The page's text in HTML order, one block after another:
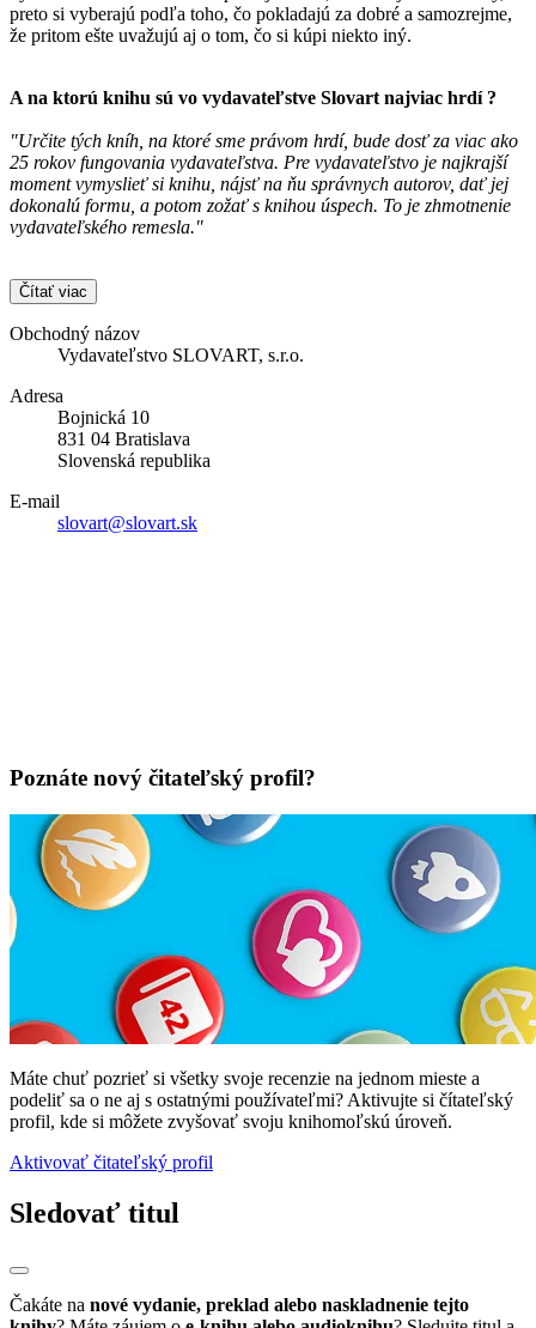
preto si vyberajú podľa toho, čo pokladajú za dobré a samozrejme,
že pritom ešte uvažujú aj o tom, čo si kúpi niekto iný.
A na ktorú knihu sú vo vydavateľstve Slovart najviac hrdí ?
"Určite tých kníh, na ktoré sme právom hrdí, bude dosť za viac ako
25 rokov fungovania vydavateľstva. Pre vydavateľstvo je najkrajší
moment vymyslieť si knihu, nájsť na ňu správnych autorov, dať jej
dokonalú formu, a potom zožať s knihou úspech. To je zhmotnenie
vydavateľského remesla."
Čítať viac
Obchodný názov
Vydavateľstvo SLOVART, s.r.o.
Adresa
Bojnická 10
831 04 Bratislava
Slovenská republika
E-mail
slovart@slovart.sk
Poznáte nový čitateľský profil?
Máte chuť pozrieť si všetky svoje recenzie na jednom mieste a
podeliť sa o ne aj s ostatnými používateľmi? Aktivujte si čítateľský
profil, kde si môžete zvyšovať svoju knihomoľskú úroveň.
Aktivovať čitateľský profil
Sledovať titul
Čakáte na nové vydanie, preklad alebo naskladnenie tejto